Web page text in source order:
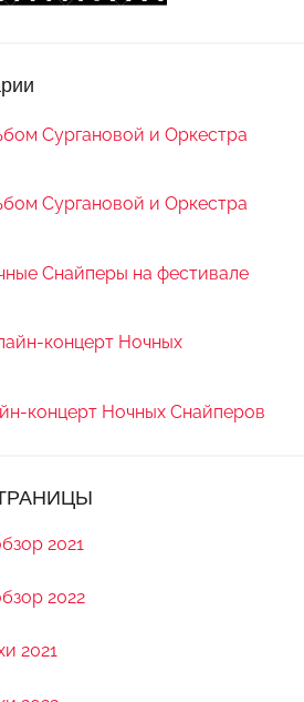
Сургановой и Оркестра
Сургановой и Оркестра
Снайперы на фестивале
концерт Ночных
концерт Ночных Снайперов
2021
2022
2021